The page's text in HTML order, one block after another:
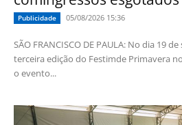
Publicidade 05/08/2026 15:36
SÃO FRANCISCO DE PAULA: No dia 19
terceira edição do Festimde Primavera
o evento...